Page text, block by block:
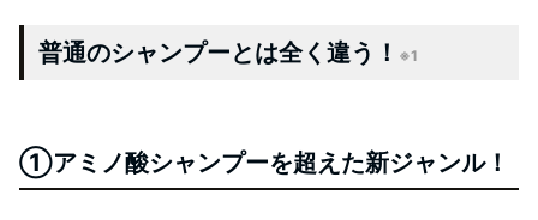
普通のシャンプーとは全く違う！ ※1
①アミノ酸シャンプーを超えた新ジャンル！